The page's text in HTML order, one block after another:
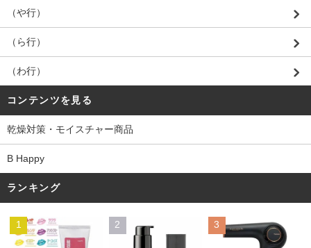
（や行）
（ら行）
（わ行）
コンテンツを見る
乾燥対策・モイスチャー商品
B Happy
ランキング
1 2 3